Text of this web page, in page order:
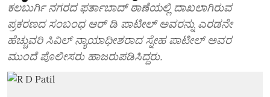
ಕಲಬುರ್ಗಿ ನಗರದ ಫರ್ತಾಬಾದ್‌ ಠಾಣೆಯಲ್ಲಿ ದಾಖಲಾಗಿರುವ
ಪ್ರಕರಣದ ಸಂಬಂಧ ಆರ್‌ ಡಿ ಪಾಟೀಲ್‌ ಅವರನ್ನು ಎರಡನೇ
ಹೆಚ್ಚುವರಿ ಸಿವಿಲ್‌ ನ್ಯಾಯಾಧೀಶರಾದ ಸ್ನೇಹ ಪಾಟೀಲ್‌ ಅವರ
ಮುಂದೆ ಪೊಲೀಸರು ಹಾಜರುಪಡಿಸಿದ್ದರು.